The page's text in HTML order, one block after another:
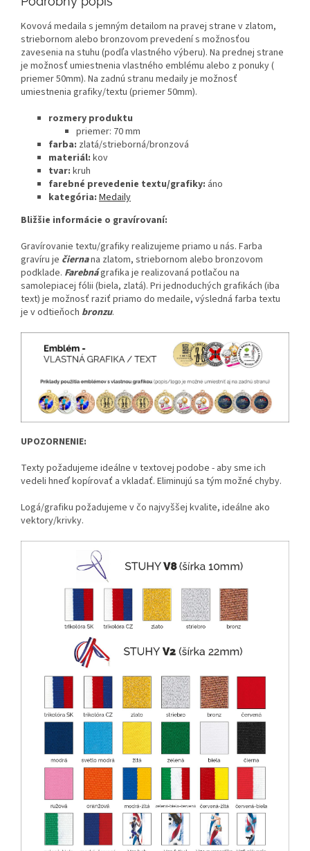
Kovová medaila s jemným detailom na pravej strane v zlatom,
striebornom alebo bronzovom prevedení s možnosťou
zavesenia na stuhu (podľa vlastného výberu). Na prednej strane
je možnosť umiestnenia vlastného emblému alebo z ponuky (
priemer 50mm). Na zadnú stranu medaily je možnosť
umiestnenia grafiky/textu (priemer 50mm).
rozmery produktu
priemer: 70 mm
farba: zlatá/strieborná/bronzová
materiál: kov
tvar: kruh
farebné prevedenie textu/grafiky: áno
kategória: Medaily
Bližšie informácie o gravírovaní:
Gravírovanie textu/grafiky realizujeme priamo u nás. Farba
gravíru je čiernana zlatom, striebornom alebo bronzovom
podklade. Farebnágrafika je realizovaná potlačou na
samolepiacej fólii (biela, zlatá). Pri jednoduchých grafikách (iba
text) je možnosť raziť priamo do medaile, výsledná farba textu
je v odtieňoch bronzu.
UPOZORNENIE:
Texty požadujeme ideálne v textovej podobe - aby sme ich
vedeli hneď kopírovať a vkladať. Eliminujú sa tým možné chyby.
Logá/grafiku požadujeme v čo najvyššej kvalite, ideálne ako
vektory/krivky.